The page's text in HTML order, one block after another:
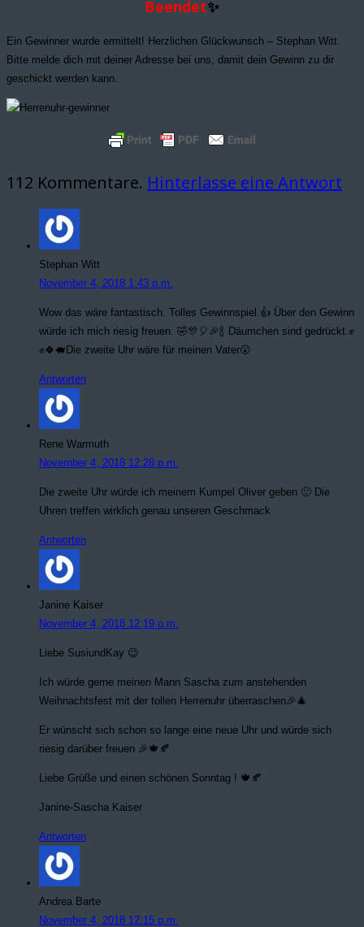
Beendet✨
Ein Gewinner wurde ermittelt! Herzlichen Glückwunsch – Stephan Witt.
Bitte melde dich mit deiner Adresse bei uns, damit dein Gewinn zu dir
geschickt werden kann.
112 Kommentare. Hinterlasse eine Antwort
Stephan Witt
November 4, 2018 1:43 p.m.
Wow das wäre fantastisch. Tolles Gewinnspiel.👍 Über den Gewinn
würde ich mich riesig freuen. 🤣🎊🎈🎉🍾 Däumchen sind gedrückt.✊
✊🍀🐖Die zweite Uhr wäre für meinen Vater😲
Antworten
Rene Warmuth
November 4, 2018 12:28 p.m.
Die zweite Uhr würde ich meinem Kumpel Oliver geben 🙂 Die
Uhren treffen wirklich genau unseren Geschmack
Antworten
Janine Kaiser
November 4, 2018 12:19 p.m.
Liebe SusiundKay 😉
Ich würde gerne meinen Mann Sascha zum anstehenden
Weihnachtsfest mit der tollen Herrenuhr überraschen🎉🎄
Er wünscht sich schon so lange eine neue Uhr und würde sich
riesig darüber freuen 🎉🍁🍂
Liebe Grüße und einen schönen Sonntag ! 🍁🍂
Janine-Sascha Kaiser
Antworten
Andrea Barte
November 4, 2018 12:15 p.m.